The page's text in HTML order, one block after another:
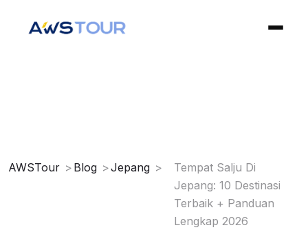
Open Trip
AWSTour Blog Jepang
Tempat Salju Di
Jepang: 10 Destinasi
Terbaik + Panduan
Lengkap 2026